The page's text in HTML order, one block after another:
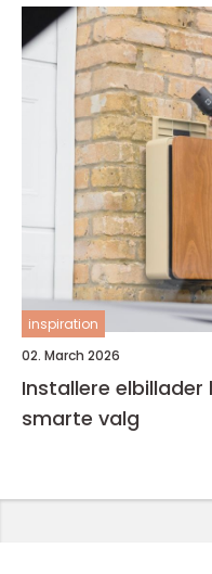
inspiration
02. March 2026
Installere
smarte valg